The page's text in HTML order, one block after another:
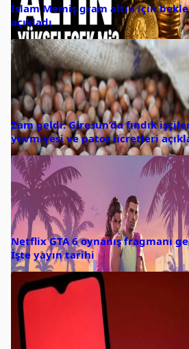
İslam Memiş gram altın için
açıkladı
Zam geldi: Giresun’da fındık
yevmiyesi ve patoz ücretleri
Netflix GTA 6 oynanış fragmanı
İşte yayın tarihi